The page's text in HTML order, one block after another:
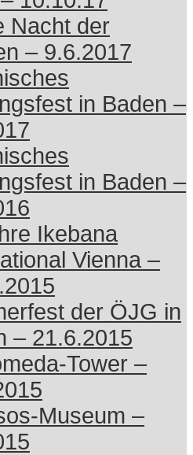
Nacht der
– 9.6.2017
in Baden –
in Baden –
Ikebana
Vienna –
der ÖJG in
– 21.6.2015
Tower –
Museum –